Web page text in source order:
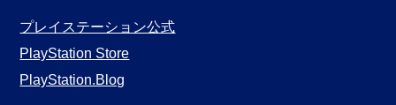
プレイステーション公式
PlayStation Store
PlayStation.Blog